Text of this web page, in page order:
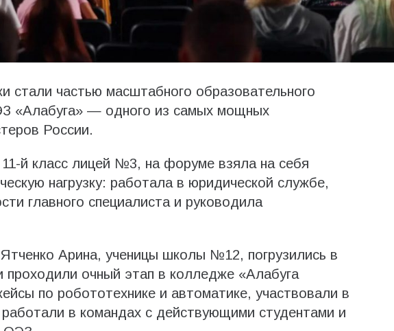
стали частью масштабного образовательного
«Алабуга» — одного из самых мощных
России.
й класс лицей №3, на форуме взяла на себя
нагрузку: работала в юридической службе,
главного специалиста и руководила
Арина, ученицы школы №12, погрузились в
проходили очный этап в колледже «Алабуга
по робототехнике и автоматике, участвовали в
работали в командах с действующими студентами и